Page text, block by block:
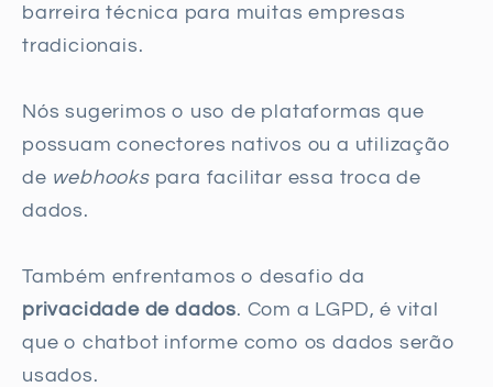
barreira técnica para muitas empresas
tradicionais.
Nós sugerimos o uso de plataformas que
possuam conectores nativos ou a utilização
de webhookspara facilitar essa troca de
dados.
Também enfrentamos o desafio da
privacidade de dados. Com a LGPD, é vital
que o chatbot informe como os dados serão
usados.